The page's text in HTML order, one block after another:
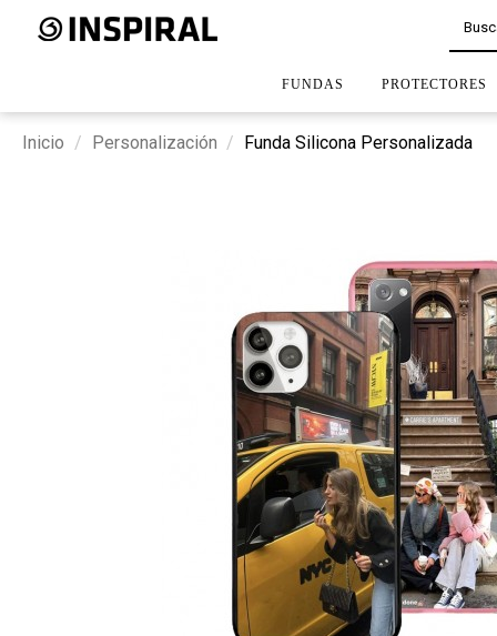
FUNDAS PROTECTORES
Inicio Personalización Funda Silicona Personalizada